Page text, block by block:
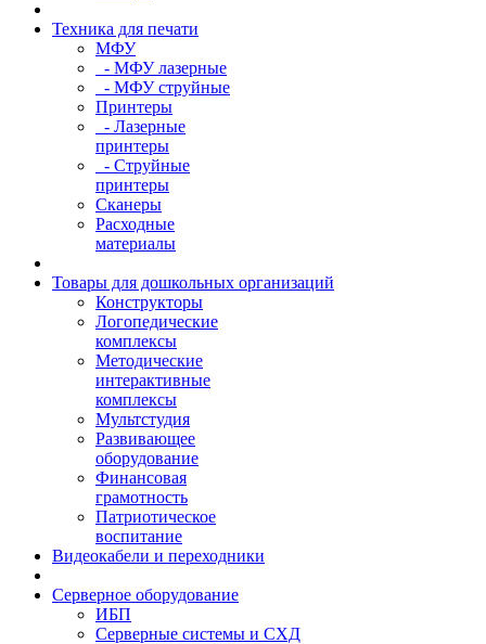
Техника для печати
МФУ
- МФУ лазерные
- МФУ струйные
Принтеры
- Лазерные
принтеры
- Струйные
принтеры
Сканеры
Расходные
материалы
Товары для дошкольных организаций
Конструкторы
Логопедические
комплексы
Методические
интерактивные
комплексы
Мультстудия
Развивающее
оборудование
Финансовая
грамотность
Патриотическое
воспитание
Видеокабели и переходники
Серверное оборудование
ИБП
Серверные системы и СХД